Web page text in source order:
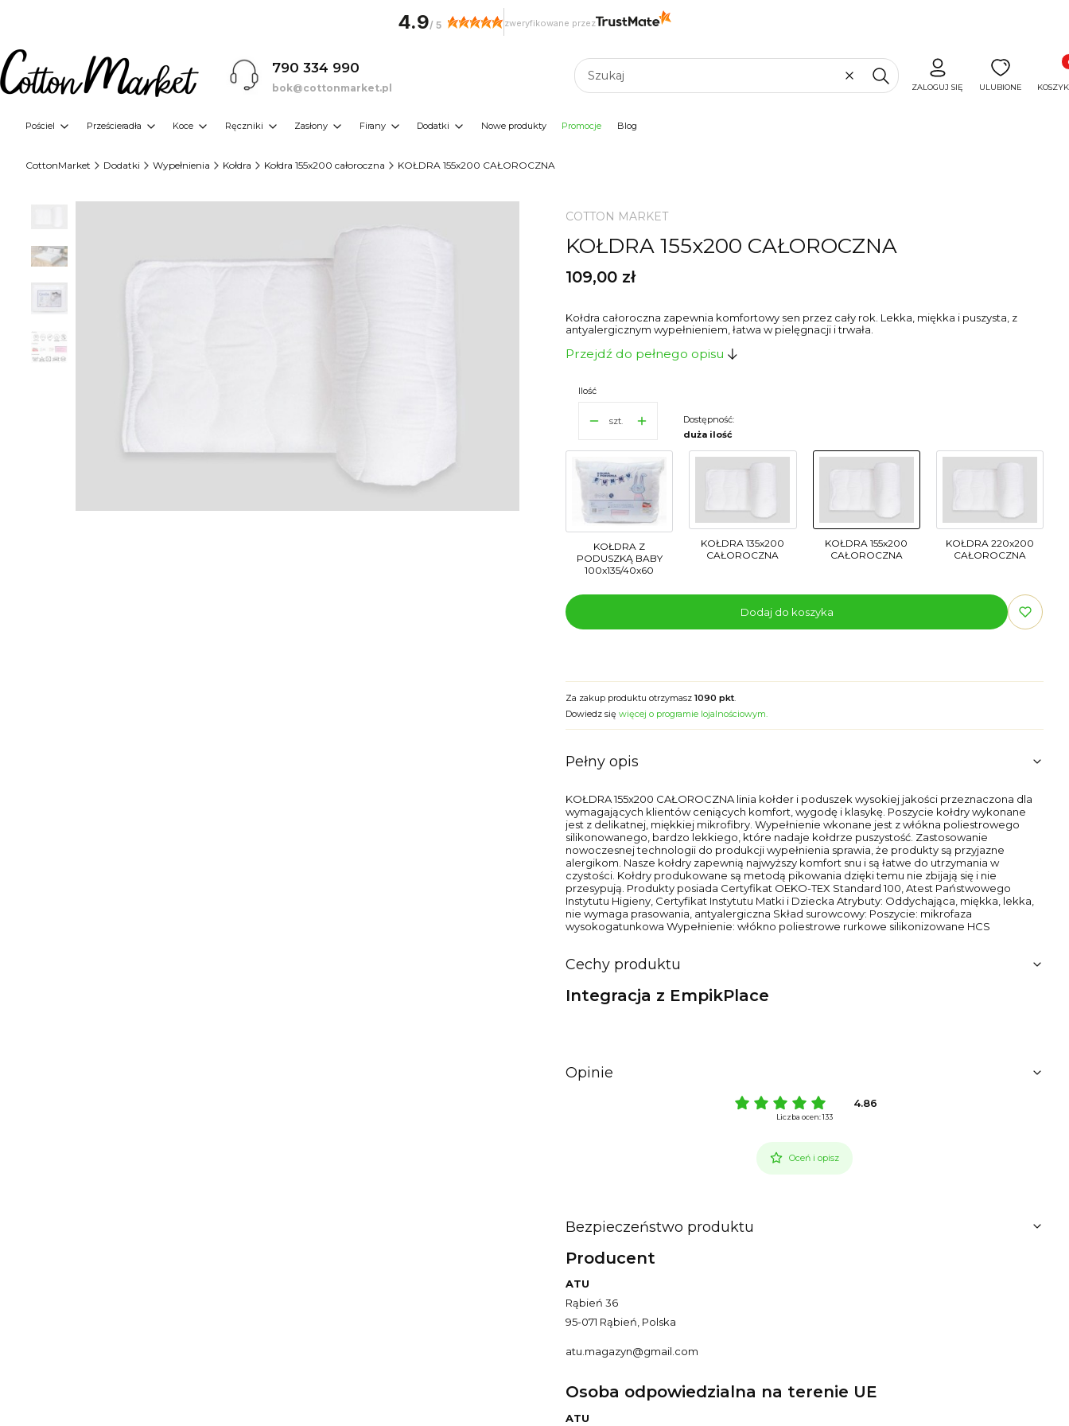
790 334 990
bok@cottonmarket.pl WyczyśćSzukaj ZALOGUJ SIĘ ULUBIONE KOSZYK
Pościel Prześcieradła Koce Ręczniki Zasłony Firany Dodatki Nowe produkty Promocje Blog
CottonMarket Dodatki Wypełnienia Kołdra Kołdra 155x200 całoroczna KOŁDRA 155x200 CAŁOROCZNA
COTTON MARKET
KOŁDRA 155x200 CAŁOROCZNA
Cena
109,00 zł
Kołdra całoroczna zapewnia komfortowy sen przez cały rok. Lekka, miękka i puszysta, z
antyalergicznym wypełnieniem, łatwa w pielęgnacji i trwała.
Przejdź do pełnego opisu
Ilość
szt.
Dostępność:
duża ilość
KOŁDRA Z
PODUSZKĄ BABY
100x135/40x60
KOŁDRA 135x200
CAŁOROCZNA
KOŁDRA 155x200
CAŁOROCZNA
KOŁDRA 220x200
CAŁOROCZNA
Dodaj do koszyka
Za zakup produktu otrzymasz 1090 pkt
Dowiedz się więcej o programie lojalnościowym.
Pełny opis
KOŁDRA 155x200 CAŁOROCZNA linia kołder i poduszek wysokiej jakości przeznaczona dla
wymagających klientów ceniących komfort, wygodę i klasykę. Poszycie kołdry wykonane
jest z delikatnej, miękkiej mikrofibry. Wypełnienie wkonane jest z włókna poliestrowego
silikonowanego, bardzo lekkiego, które nadaje kołdrze puszystość. Zastosowanie
nowoczesnej technologii do produkcji wypełnienia sprawia, że produkty są przyjazne
alergikom. Nasze kołdry zapewnią najwyższy komfort snu i są łatwe do utrzymania w
czystości. Kołdry produkowane są metodą pikowania dzięki temu nie zbijają się i nie
przesypują. Produkty posiada Certyfikat OEKO-TEX Standard 100, Atest Państwowego
Instytutu Higieny, Certyfikat Instytutu Matki i Dziecka Atrybuty: Oddychająca, miękka, lekka,
nie wymaga prasowania, antyalergiczna Skład surowcowy: Poszycie: mikrofaza
wysokogatunkowa Wypełnienie: włókno poliestrowe rurkowe silikonizowane HCS
Cechy produktu
Integracja z EmpikPlace
Opinie
4.86
Liczba ocen: 133
Oceń i opisz
Bezpieczeństwo produktu
Producent
ATU
Rąbień 36
95-071 Rąbień, Polska
atu.magazyn@gmail.com
Osoba odpowiedzialna na terenie UE
ATU
4.9/ 5 zweryfikowane przez